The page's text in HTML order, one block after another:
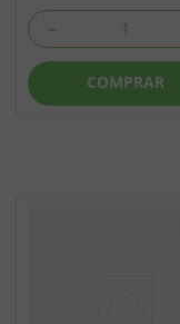
－
COMPRAR